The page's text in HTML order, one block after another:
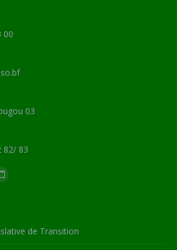
00
03
82/ 83
Site
opens
in
de Transition